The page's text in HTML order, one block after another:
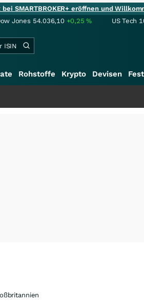
SMARTBROKER+ eröffnen und
Jones 54.036,10 +0,25% US Tech
Rohstoffe Krypto Devisen